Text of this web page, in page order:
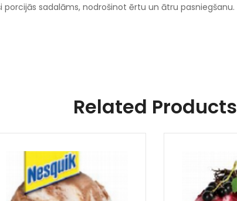
sadalāms, nodrošinot ērtu un ātru pasniegšanu.
Related Products